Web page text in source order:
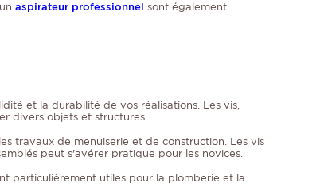
aspirateur professionnel sont également
et la durabilité de vos réalisations. Les vis,
divers objets et structures.
travaux de menuiserie et de construction. Les vis
peut s'avérer pratique pour les novices.
particulièrement utiles pour la plomberie et la